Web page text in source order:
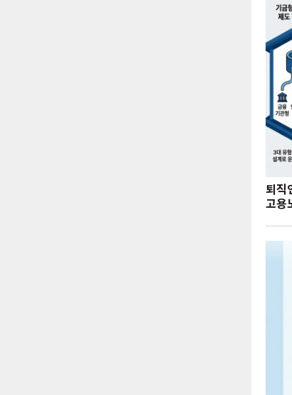
퇴직
고용